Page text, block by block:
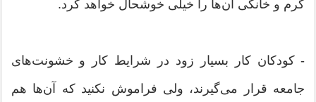
گرم و خانگی آن‌ها را خیلی خوشحال خواهد کرد.
- کودکان کار بسیار زود در شرایط کار و خشونت‌های
جامعه قرار می‌گیرند، ولی فراموش نکنید که آن‌ها هم